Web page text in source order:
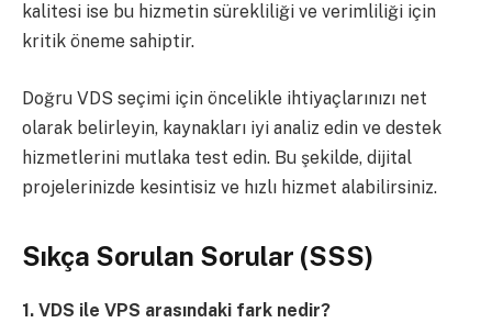
kalitesi ise bu hizmetin sürekliliği ve verimliliği için
kritik öneme sahiptir.
Doğru VDS seçimi için öncelikle ihtiyaçlarınızı net
olarak belirleyin, kaynakları iyi analiz edin ve destek
hizmetlerini mutlaka test edin. Bu şekilde, dijital
projelerinizde kesintisiz ve hızlı hizmet alabilirsiniz.
Sıkça Sorulan Sorular (SSS)
1. VDS ile VPS arasındaki fark nedir?